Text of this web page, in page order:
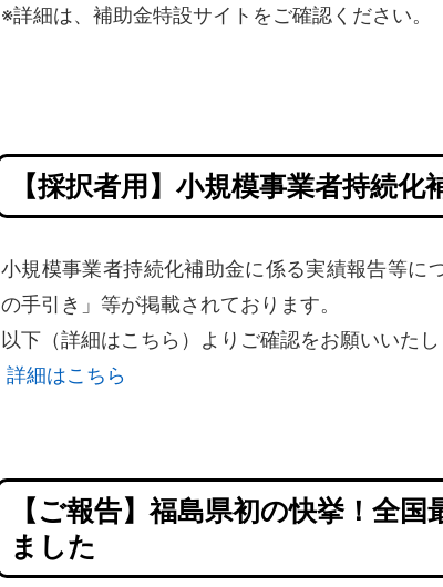
※詳細は、補助金特設サイトをご確認ください。
【採択者用】小規模事業者持続
小規模事業者持続化補助金に係る実績報告等に
の手引き」等が掲載されております。
以下（詳細はこちら）よりご確認をお願いいたし
詳細はこちら
【ご報告】福島県初の快挙！全
ました